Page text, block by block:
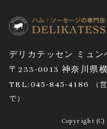
デリカテッセン ミュ
〒233-0013 神奈川県
TEL:045-845-4186
（
で ）
Copyright